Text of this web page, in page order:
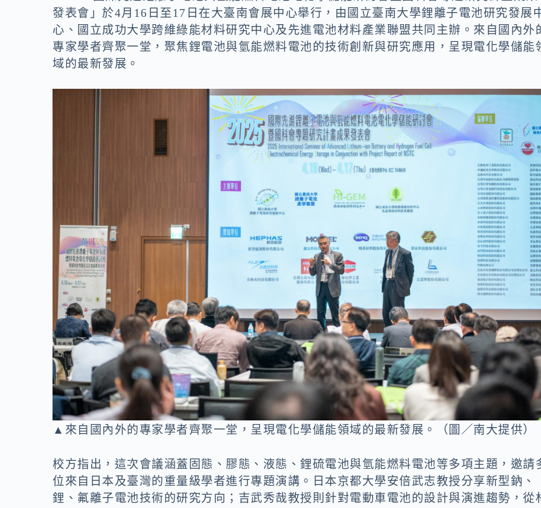
k
k
發表會」於4月16日至17日在大臺南會展中心舉行，由國立臺南大學鋰離子電池研究發展
心、國立成功大學跨維綠能材料研究中心及先進電池材料產業聯盟共同主辦。來自國內外
專家學者齊聚一堂，聚焦鋰電池與氫能燃料電池的技術創新與研究應用，呈現電化學儲能
域的最新發展。
▲來自國內外的專家學者齊聚一堂，呈現電化學儲能領域的最新發展。（圖／南大提供）
校方指出，這次會議涵蓋固態、膠態、液態、鋰硫電池與氫能燃料電池等多項主題，邀請
位來自日本及臺灣的重量級學者進行專題演講。日本京都大學安倍武志教授分享新型鈉、
鋰、氟離子電池技術的研究方向；吉武秀哉教授則針對電動車電池的設計與演進趨勢，從